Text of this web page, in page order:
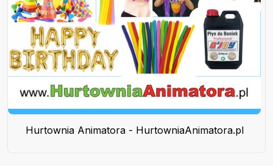
Hurtownia Animatora - HurtowniaAnimatora.pl